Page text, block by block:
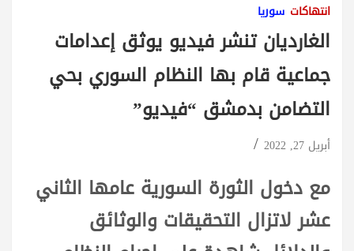
انتهاكات سوريا
الغارديان تنشر فيديو يوثق إعدامات
جماعية قام بها النظام السوري بحي
التضامن بدمشق “فيديو”
أبريل 27, 2022
مع دخول الثورة السورية عامها الثاني
عشر لاتزال التحقيقات والوثائق